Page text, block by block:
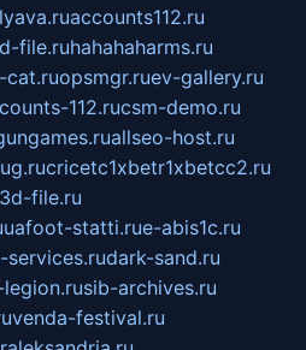
accounts112.ru
file.ruhahahaharms.ru
cat.ruopsmgr.ruev-gallery.ru
112.rucsm-demo.ru
allseo-host.ru
cricetc1xbetr1xbetcc2.ru
3d-file.ru
uafoot-statti.rue-abis1c.ru
services.rudark-sand.ru
sib-archives.ru
venda-festival.ru